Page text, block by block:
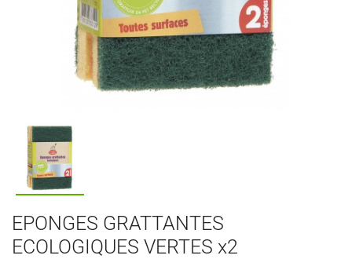
EPONGES GRATTANTES
ECOLOGIQUES VERTES x2